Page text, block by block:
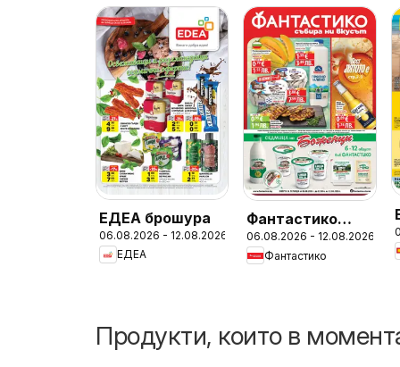
ЕДЕА брошура
06.08.2026 - 12.08.2026
ЕДЕА
Фантастико
Седмична
брошура
06.08.2026 - 12.08.2026
Фантастико
Продукти, които в